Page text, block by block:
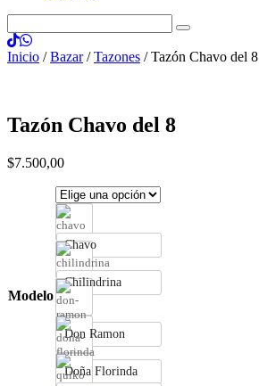
Inicio /Bazar/Tazones / Tazón Chavo del 8
Tazón Chavo del 8
$7.500,00
Modelo
Chavo
Chilindrina
Don Ramon
Doña Florinda